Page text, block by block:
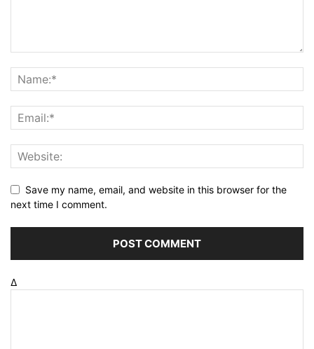
Save my name, email, and website in this browser for the
next time I comment.
Δ